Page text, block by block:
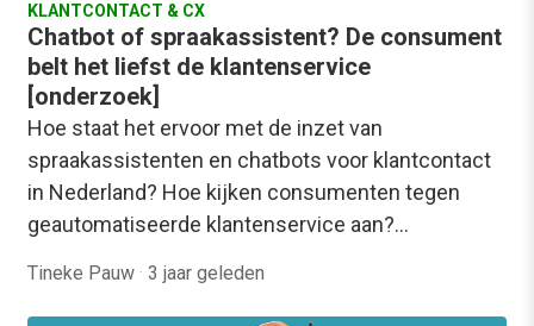
KLANTCONTACT & CX
Chatbot of spraakassistent? De consument
belt het liefst de klantenservice
[onderzoek]
Hoe staat het ervoor met de inzet van
spraakassistenten en chatbots voor klantcontact
in Nederland? Hoe kijken consumenten tegen
geautomatiseerde klantenservice aan?…
Tineke Pauw · 3 jaar geleden